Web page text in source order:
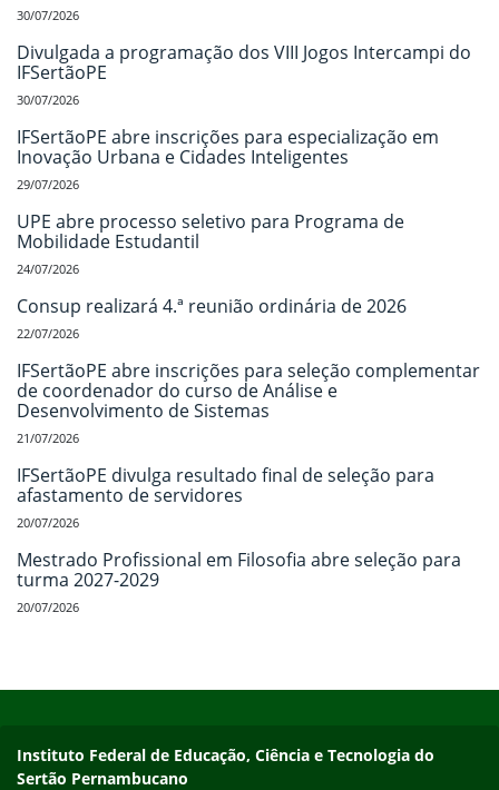
30/07/2026
Divulgada a programação dos VIII Jogos Intercampi do
IFSertãoPE
30/07/2026
IFSertãoPE abre inscrições para especialização em
Inovação Urbana e Cidades Inteligentes
29/07/2026
UPE abre processo seletivo para Programa de
Mobilidade Estudantil
24/07/2026
Consup realizará 4.ª reunião ordinária de 2026
22/07/2026
IFSertãoPE abre inscrições para seleção complementar
de coordenador do curso de Análise e
Desenvolvimento de Sistemas
21/07/2026
IFSertãoPE divulga resultado final de seleção para
afastamento de servidores
20/07/2026
Mestrado Profissional em Filosofia abre seleção para
turma 2027-2029
20/07/2026
Endereço
Instituto Federal de Educação, Ciência e Tecnologia do
Sertão Pernambucano